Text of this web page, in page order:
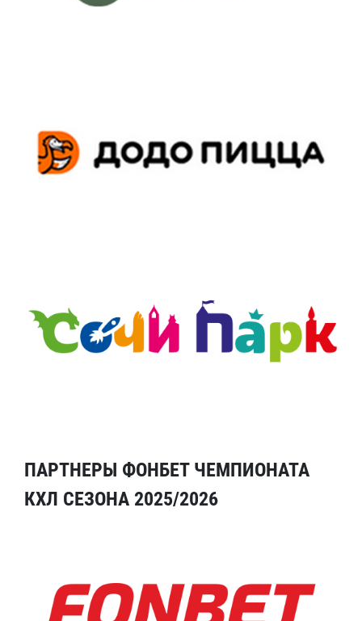
ПАРТНЕРЫ ФОНБЕТ ЧЕМПИОНАТА
КХЛ СЕЗОНА 2025/2026